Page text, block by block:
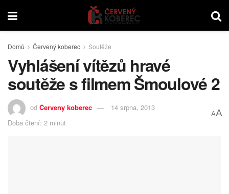
Domů Červený koberec Soutěže
Vyhlášení vítězů hravé
soutěže s filmem Šmoulové 2
od Červeny koberec
14 srpna, 2013
Doba čtení: 2 minut
AA